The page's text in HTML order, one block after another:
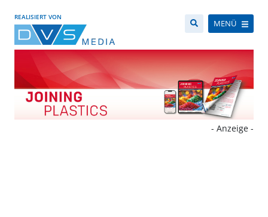
REALISIERT VON
MENÜ
- Anzeige -